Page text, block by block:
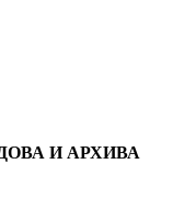
И АРХИВА